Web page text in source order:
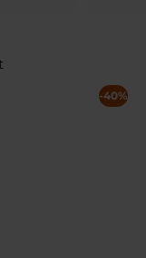
-40%